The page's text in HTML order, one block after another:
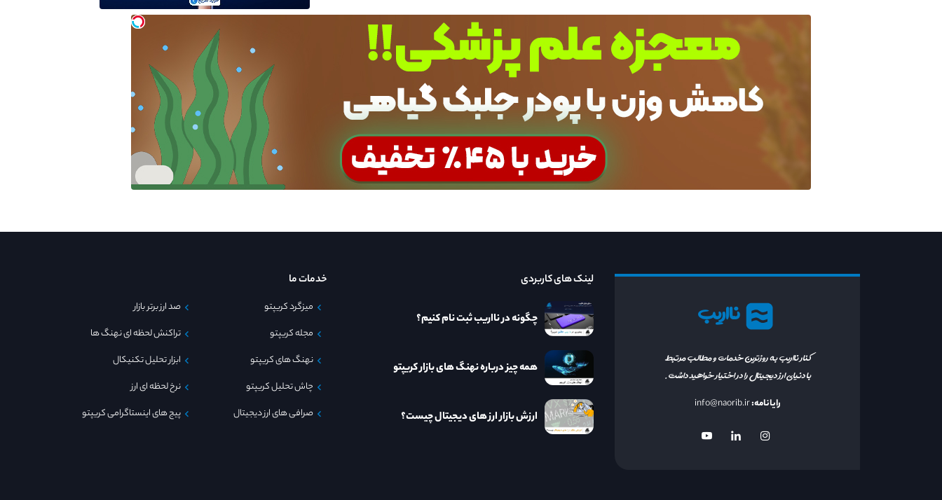
نااریب
کنار نااریب به روزترین خدمات و مطالب مرتبط
با دنیای ارز دیجیتال را در اختیار خواهید داشت.
رایانامه:info@naorib.ir
لینک های کاربردی
چگونه در نااریب ثبت نام کنیم؟
همه چیز درباره نهنگ های بازار کریپتو
ارزش بازار ارز های دیجیتال چیست؟
خدمات ما
میزگرد کریپتو
مجله کریپتو
نهنگ های کریپتو
چاش تحلیل کریپتو
صرافی های ارز دیجیتال
صد ارز برتر بازار
تراکنش لحظه ای نهنگ ها
ابزار تحلیل تکنیکال
نرخ لحظه ای ارز
پیج های اینستاگرامی کریپتو